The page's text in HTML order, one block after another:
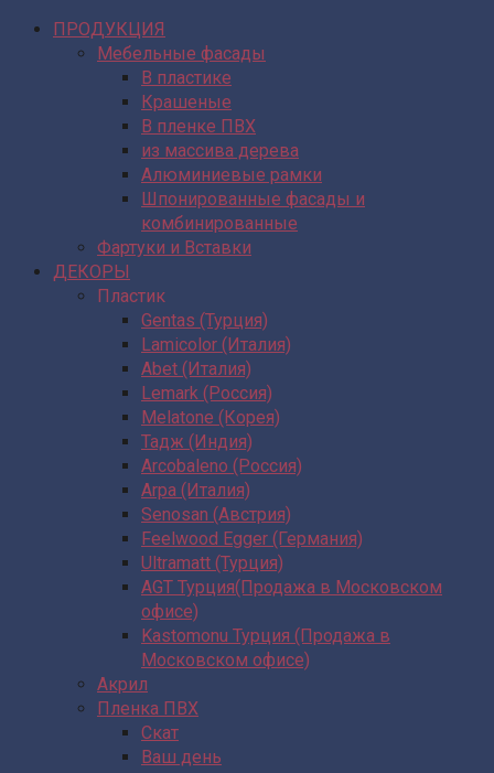
ПРОДУКЦИЯ
Мебельные фасады
В пластике
Крашеные
В пленке ПВХ
из массива дерева
Алюминиевые рамки
Шпонированные фасады и
комбинированные
Фартуки и Вставки
ДЕКОРЫ
Пластик
Gentas (Турция)
Lamicolor (Италия)
Abet (Италия)
Lemark (Россия)
Melatone (Корея)
Тадж (Индия)
Arcobaleno (Россия)
Arpa (Италия)
Senosan (Австрия)
Feelwood Egger (Германия)
Ultramatt (Турция)
AGT Турция(Продажа в Московском
офисе)
Kastomonu Турция (Продажа в
Московском офисе)
Акрил
Пленка ПВХ
Скат
Ваш день